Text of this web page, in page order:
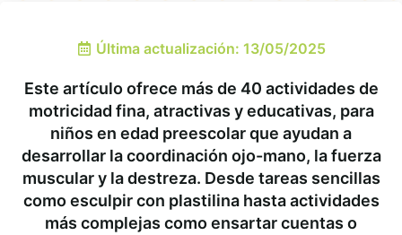
Última actualización: 13/05/2025
Este artículo ofrece más de 40 actividades de
motricidad fina, atractivas y educativas, para
niños en edad preescolar que ayudan a
desarrollar la coordinación ojo-mano, la fuerza
muscular y la destreza. Desde tareas sencillas
como esculpir con plastilina hasta actividades
más complejas como ensartar cuentas o